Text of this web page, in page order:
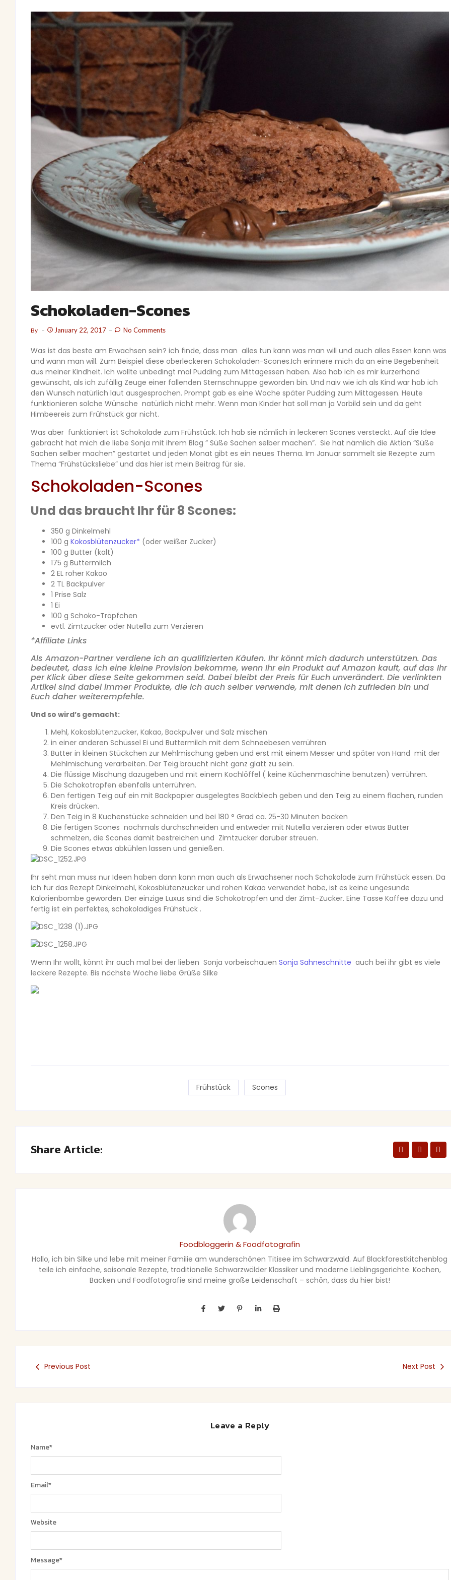
Schokoladen-Scones
By January 22, 2017 No Comments
Was ist das beste am Erwachsen sein? ich finde, dass man alles tun kann was man will und auch alles Essen kann was
und wann man will. Zum Beispiel diese oberleckeren Schokoladen-Scones.Ich erinnere mich da an eine Begebenheit
aus meiner Kindheit. Ich wollte unbedingt mal Pudding zum Mittagessen haben. Also hab ich es mir kurzerhand
gewünscht, als ich zufällig Zeuge einer fallenden Sternschnuppe geworden bin. Und naiv wie ich als Kind war hab ich
den Wunsch natürlich laut ausgesprochen. Prompt gab es eine Woche später Pudding zum Mittagessen. Heute
funktionieren solche Wünsche natürlich nicht mehr. Wenn man Kinder hat soll man ja Vorbild sein und da geht
Himbeereis zum Frühstück gar nicht.
Was aber funktioniert ist Schokolade zum Frühstück. Ich hab sie nämlich in leckeren Scones versteckt. Auf die Idee
gebracht hat mich die liebe Sonja mit ihrem Blog ” Süße Sachen selber machen”. Sie hat nämlich die Aktion “Süße
Sachen selber machen” gestartet und jeden Monat gibt es ein neues Thema. Im Januar sammelt sie Rezepte zum
Thema “Frühstücksliebe” und das hier ist mein Beitrag für sie.
Schokoladen-Scones
Und das braucht Ihr für 8 Scones:
350 g Dinkelmehl
100 g Kokosblütenzucker* (oder weißer Zucker)
100 g Butter (kalt)
175 g Buttermilch
2 EL roher Kakao
2 TL Backpulver
1 Prise Salz
1 Ei
100 g Schoko-Tröpfchen
evtl. Zimtzucker oder Nutella zum Verzieren
*Affiliate Links
Als Amazon-Partner verdiene ich an qualifizierten Käufen. Ihr könnt mich dadurch unterstützen. Das
bedeutet, dass ich eine kleine Provision bekomme, wenn Ihr ein Produkt auf Amazon kauft, auf das Ihr
per Klick über diese Seite gekommen seid. Dabei bleibt der Preis für Euch unverändert. Die verlinkten
Artikel sind dabei immer Produkte, die ich auch selber verwende, mit denen ich zufrieden bin und
Euch daher weiterempfehle.
Und so wird’s gemacht:
Mehl, Kokosblütenzucker, Kakao, Backpulver und Salz mischen
in einer anderen Schüssel Ei und Buttermilch mit dem Schneebesen verrühren
Butter in kleinen Stückchen zur Mehlmischung geben und erst mit einem Messer und später von Hand mit der
Mehlmischung verarbeiten. Der Teig braucht nicht ganz glatt zu sein.
Die flüssige Mischung dazugeben und mit einem Kochlöffel ( keine Küchenmaschine benutzen) verrühren.
Die Schokotropfen ebenfalls unterrühren.
Den fertigen Teig auf ein mit Backpapier ausgelegtes Backblech geben und den Teig zu einem flachen, runden
Kreis drücken.
Den Teig in 8 Kuchenstücke schneiden und bei 180 ° Grad ca. 25-30 Minuten backen
Die fertigen Scones nochmals durchschneiden und entweder mit Nutella verzieren oder etwas Butter
schmelzen, die Scones damit bestreichen und Zimtzucker darüber streuen.
Die Scones etwas abkühlen lassen und genießen.
Ihr seht man muss nur Ideen haben dann kann man auch als Erwachsener noch Schokolade zum Frühstück essen. Da
ich für das Rezept Dinkelmehl, Kokosblütenzucker und rohen Kakao verwendet habe, ist es keine ungesunde
Kalorienbombe geworden. Der einzige Luxus sind die Schokotropfen und der Zimt-Zucker. Eine Tasse Kaffee dazu und
fertig ist ein perfektes, schokoladiges Frühstück .
Wenn Ihr wollt, könnt ihr auch mal bei der lieben Sonja vorbeischauen Sonja Sahneschnitte auch bei ihr gibt es viele
leckere Rezepte. Bis nächste Woche liebe Grüße Silke
Frühstück Scones
Share Article:
Foodbloggerin & Foodfotografin
Hallo, ich bin Silke und lebe mit meiner Familie am wunderschönen Titisee im Schwarzwald. Auf Blackforestkitchenblog
teile ich einfache, saisonale Rezepte, traditionelle Schwarzwälder Klassiker und moderne Lieblingsgerichte. Kochen,
Backen und Foodfotografie sind meine große Leidenschaft – schön, dass du hier bist!
Previous Post Next Post
Leave a Reply
Message*
Name*
Email*
Website